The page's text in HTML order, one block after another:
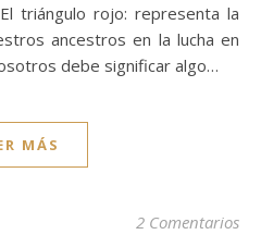
triángulo rojo: representa la
ancestros en la lucha en
debe significar algo…
MÁS
2 Comentarios